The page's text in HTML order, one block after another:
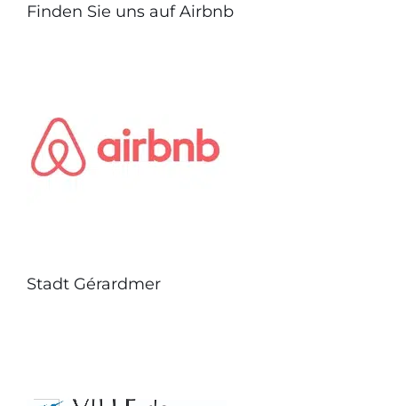
Finden Sie uns auf Airbnb
Stadt Gérardmer